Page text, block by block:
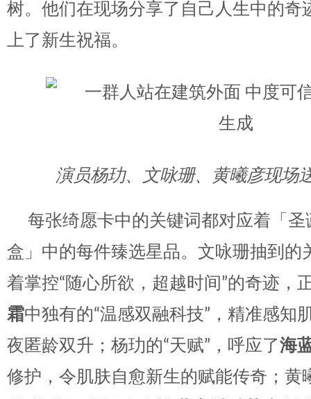
树。他们在现场分享了自己人生中的奇
上了新生祝福。
演员杨玏、文咏珊、黄曦彦现场
每张绮愿卡中的关键词都对应着「
盒」中的每件臻选星品。文咏珊抽到的
着掌控“随心所欲，超越时间”的奇迹，
霜中独有的“温感双融科技”，精准感知
夜匿龄双升；杨玏的“天赋”，呼应了海
修护，令肌肤自愈新生的赋能传奇；黄